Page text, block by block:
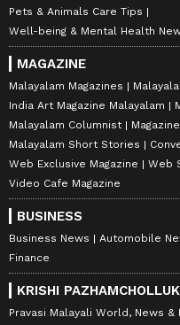
Pets & Animals Care Tips
Well-being & Mental Health
MAGAZINE
Malayalam Magazines
India Art Magazine Malayalam
Malayalam Columnist
Malayalam Short Stories
Web Exclusive Magazine
Web
Video Cafe Magazine
BUSINESS
Business News Automobile
Finance
KRISHI
Pravasi Malayali World, News